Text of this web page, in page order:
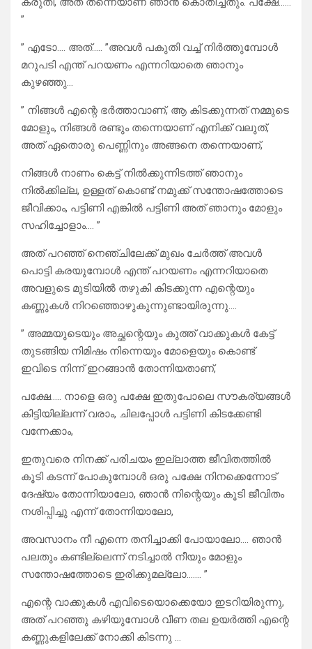
”
” എടോ…. അത്….. ”അവൾ പകുതി വച്ച് നിർത്തുമ്പോൾ
മറുപടി എന്ത്‌ പറയണം എന്നറിയാതെ ഞാനും
കുഴഞ്ഞു…
” നിങ്ങൾ എന്റെ ഭർത്താവാണ്, ആ കിടക്കുന്നത് നമ്മുടെ
മോളും, നിങ്ങൾ രണ്ടും തന്നെയാണ് എനിക്ക് വലുത്,
അത് ഏതൊരു പെണ്ണിനും അങ്ങനെ തന്നെയാണ്,
നിങ്ങൾ നാണം കെട്ട് നിൽക്കുന്നിടത്ത് ഞാനും
നിൽക്കില്ല, ഉള്ളത് കൊണ്ട് നമുക്ക് സന്തോഷത്തോടെ
ജീവിക്കാം, പട്ടിണി എങ്കിൽ പട്ടിണി അത് ഞാനും മോളും
സഹിച്ചോളാം…. ”
അത് പറഞ്ഞ് നെഞ്ചിലേക്ക് മുഖം ചേർത്ത് അവൾ
പൊട്ടി കരയുമ്പോൾ എന്ത്‌ പറയണം എന്നറിയാതെ
അവളുടെ മുടിയിൽ തഴുകി കിടക്കുന്ന എന്റെയും
കണ്ണുകൾ നിറഞ്ഞൊഴുകുന്നുണ്ടായിരുന്നു….
” അമ്മയുടെയും അച്ഛന്റെയും കുത്ത് വാക്കുകൾ കേട്ട്
തുടങ്ങിയ നിമിഷം നിന്നെയും മോളെയും കൊണ്ട്
ഇവിടെ നിന്ന് ഇറങ്ങാൻ തോന്നിയതാണ്,
പക്ഷേ….. നാളെ ഒരു പക്ഷേ ഇതുപോലെ സൗകര്യങ്ങൾ
കിട്ടിയില്ലന്ന് വരാം, ചിലപ്പോൾ പട്ടിണി കിടക്കേണ്ടി
വന്നേക്കാം,
ഇതുവരെ നിനക്ക് പരിചയം ഇല്ലാത്ത ജീവിതത്തിൽ
കൂടി കടന്ന് പോകുമ്പോൾ ഒരു പക്ഷേ നിനക്കെന്നോട്
ദേഷ്യം തോന്നിയാലോ, ഞാൻ നിന്റെയും കൂടി ജീവിതം
നശിപ്പിച്ചു എന്ന് തോന്നിയാലോ,
അവസാനം നീ എന്നെ തനിച്ചാക്കി പോയാലോ…. ഞാൻ
പലതും കണ്ടില്ലെന്ന് നടിച്ചാൽ നീയും മോളും
സന്തോഷത്തോടെ ഇരിക്കുമല്ലോ……. ”
എന്റെ വാക്കുകൾ എവിടെയൊക്കെയോ ഇടറിയിരുന്നു,
അത് പറഞ്ഞു കഴിയുമ്പോൾ വീണ തല ഉയർത്തി എന്റെ
കണ്ണുകളിലേക്ക് നോക്കി കിടന്നു …